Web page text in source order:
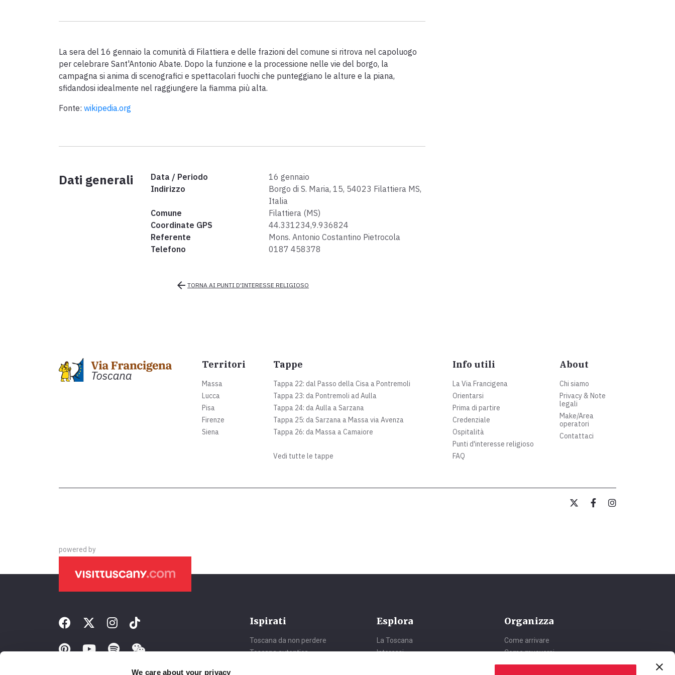
We care about your privacy
La sera del 16 gennaio la comunità di Filattiera e delle frazioni del comune si ritrova nel capoluogo
per celebrare Sant'Antonio Abate. Dopo la funzione e la processione nelle vie del borgo, la
campagna si anima di scenografici e spettacolari fuochi che punteggiano le alture e la piana,
sfidandosi idealmente nel raggiungere la fiamma più alta.
Fonte: wikipedia.org
Dati generali Data / Periodo
16 gennaio
Indirizzo
Borgo di S. Maria, 15, 54023 Filattiera MS,
Italia
Comune
Filattiera (MS)
Coordinate GPS
44.331234,9.936824
Referente
Mons. Antonio Costantino Pietrocola
Telefono
0187 458378
arrow_back TORNA AI PUNTI D'INTERESSE RELIGIOSO
Territori
Massa
Lucca
Pisa
Firenze
Siena
Tappe
Tappa 22: dal Passo della Cisa a Pontremoli
Tappa 23: da Pontremoli ad Aulla
Tappa 24: da Aulla a Sarzana
Tappa 25: da Sarzana a Massa via Avenza
Tappa 26: da Massa a Camaiore
Vedi tutte le tappe
Info utili
La Via Francigena
Orientarsi
Prima di partire
Credenziale
Ospitalità
Punti d'interesse religioso
FAQ
About
Chi siamo
Privacy & Note
legali
Make/Area
operatori
Contattaci
powered by
Ispirati
Toscana da non perdere
Toscana autentica
Esplora
La Toscana
Interessi
Organizza
Come arrivare
Come muoversi
Dove dormire